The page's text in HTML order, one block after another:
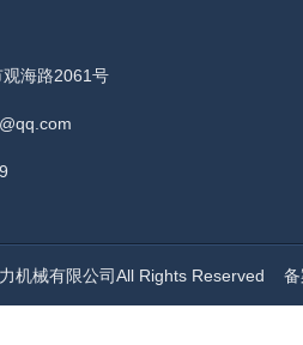
海路2061号
机械有限公司All Rights Reserved